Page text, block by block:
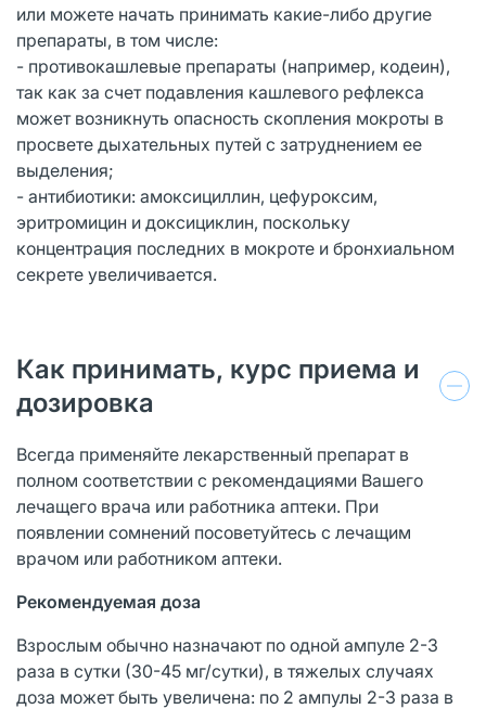
или можете начать принимать какие-либо другие
препараты, в том числе:
- противокашлевые препараты (например, кодеин),
так как за счет подавления кашлевого рефлекса
может возникнуть опасность скопления мокроты в
просвете дыхательных путей с затруднением ее
выделения;
- антибиотики: амоксициллин, цефуроксим,
эритромицин и доксициклин, поскольку
концентрация последних в мокроте и бронхиальном
секрете увеличивается.
Как принимать, курс приема и
дозировка
Всегда применяйте лекарственный препарат в
полном соответствии с рекомендациями Вашего
лечащего врача или работника аптеки. При
появлении сомнений посоветуйтесь с лечащим
врачом или работником аптеки.
Рекомендуемая доза
Взрослым обычно назначают по одной ампуле 2-3
раза в сутки (30-45 мг/сутки), в тяжелых случаях
доза может быть увеличена: по 2 ампулы 2-3 раза в